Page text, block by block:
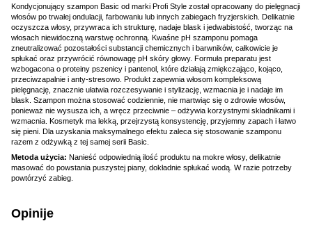
Kondycjonujący szampon Basic od marki Profi Style został opracowany do pielęgnacji
włosów po trwałej ondulacji, farbowaniu lub innych zabiegach fryzjerskich. Delikatnie
oczyszcza włosy, przywraca ich strukturę, nadaje blask i jedwabistość, tworząc na
włosach niewidoczną warstwę ochronną. Kwaśne pH szamponu pomaga
zneutralizować pozostałości substancji chemicznych i barwników, całkowicie je
spłukać oraz przywrócić równowagę pH skóry głowy. Formuła preparatu jest
wzbogacona o proteiny pszenicy i pantenol, które działają zmiękczająco, kojąco,
przeciwzapalnie i anty-stresowo. Produkt zapewnia włosom kompleksową
pielęgnację, znacznie ułatwia rozczesywanie i stylizację, wzmacnia je i nadaje im
blask. Szampon można stosować codziennie, nie martwiąc się o zdrowie włosów,
ponieważ nie wysusza ich, a wręcz przeciwnie – odżywia korzystnymi składnikami i
wzmacnia. Kosmetyk ma lekką, przejrzystą konsystencję, przyjemny zapach i łatwo
się pieni. Dla uzyskania maksymalnego efektu zaleca się stosowanie szamponu
razem z odżywką z tej samej serii Basic.
Metoda użycia: Nanieść odpowiednią ilość produktu na mokre włosy, delikatnie
masować do powstania puszystej piany, dokładnie spłukać wodą. W razie potrzeby
powtórzyć zabieg.
Opinije